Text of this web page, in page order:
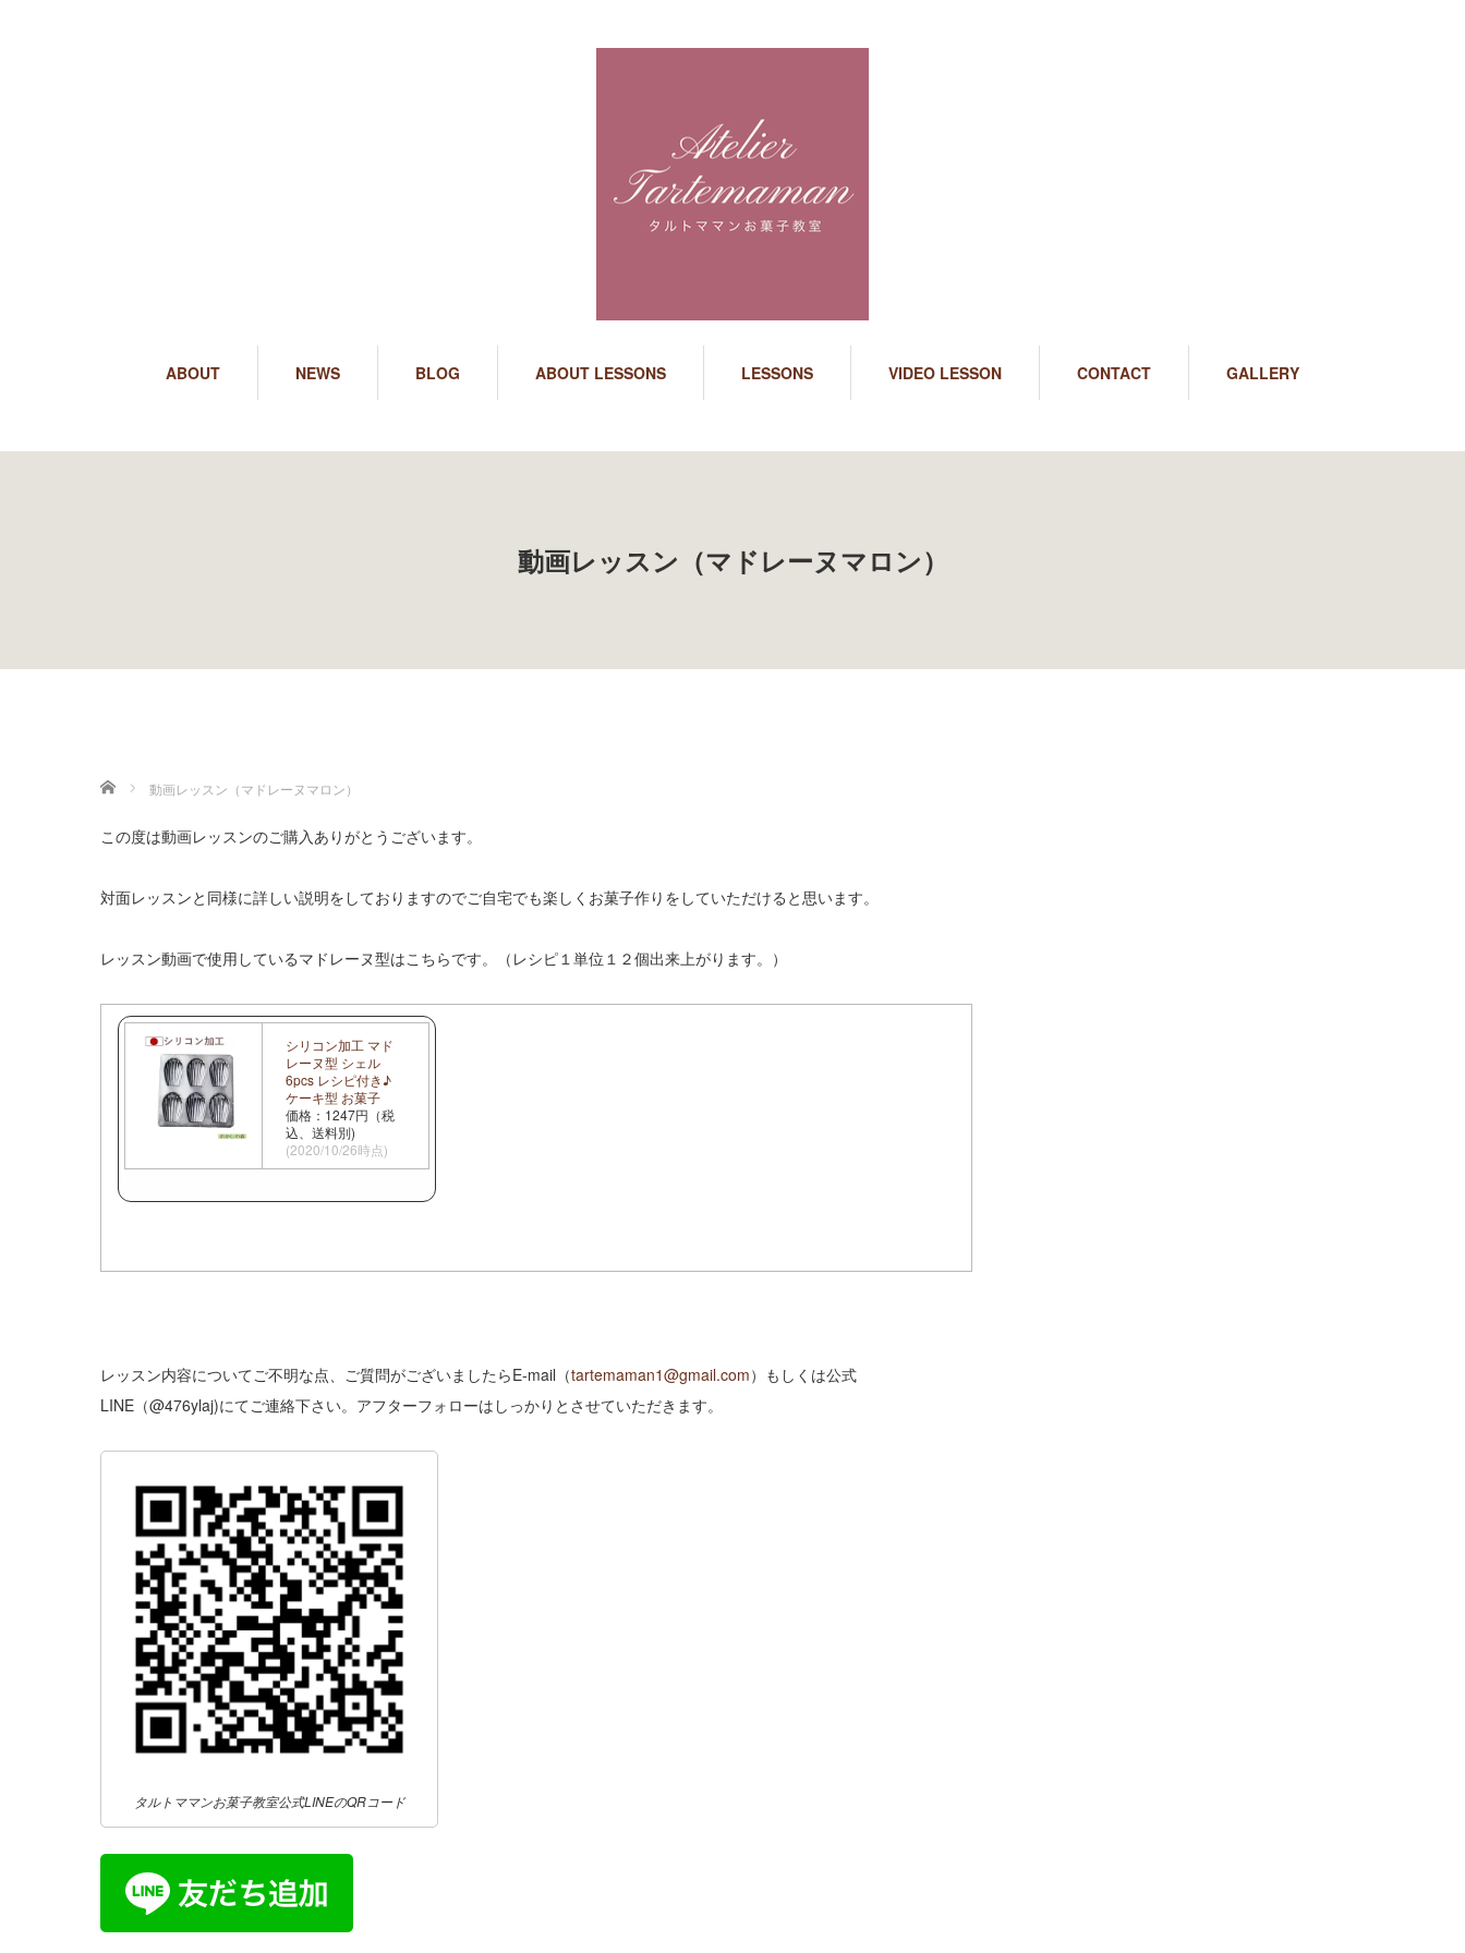
ABOUT NEWS BLOG ABOUT LESSONS LESSONS VIDEO LESSON CONTACT GALLERY
動画レッスン（マドレーヌマロン）
ホーム 動画レッスン（マドレーヌマロン）
この度は動画レッスンのご購入ありがとうございます。
対面レッスンと同様に詳しい説明をしておりますのでご自宅でも楽しくお菓子作りをしていただけると思います。
レッスン動画で使用しているマドレーヌ型はこちらです。（レシピ１単位１２個出来上がります。）
シリコン加工 マド
レーヌ型 シェル
6pcs レシピ付き♪
ケーキ型 お菓子
価格：1247円（税
込、送料別)
(2020/10/26時点)
レッスン内容についてご不明な点、ご質問がございましたらE-mail（tartemaman1@gmail.com）もしくは公式
LINE（@476ylaj)にてご連絡下さい。アフターフォローはしっかりとさせていただきます。
タルトママンお菓子教室公式LINEのQRコード